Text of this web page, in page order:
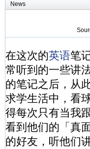
News
在这次的英语笔
常听到的一些讲
的笔记之后，从
求学生活中，看
得每次只有当我
看到他们的「真
的好友，听他们